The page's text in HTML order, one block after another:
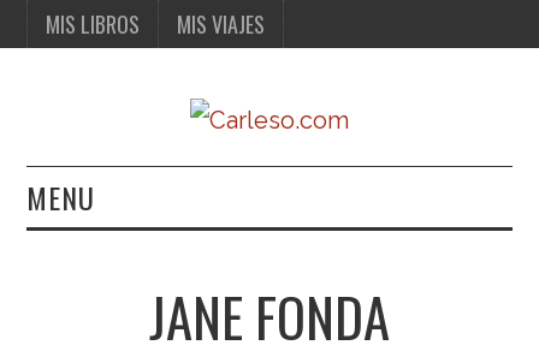
MIS LIBROS MIS VIAJES
MENU
MIS VIAJESJANE FONDA